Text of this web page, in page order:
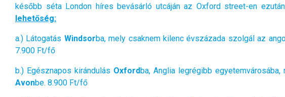
később séta London híres bevásárló utcáján az Oxford street-en
lehetőség:
a.) Látogatás Windsorba, mely csaknem kilenc évszázada szolgál az
7.900 Ft/fő
b.) Egésznapos kirándulás Oxfordba, Anglia legrégibb
Avonbe. 8.900 Ft/fő